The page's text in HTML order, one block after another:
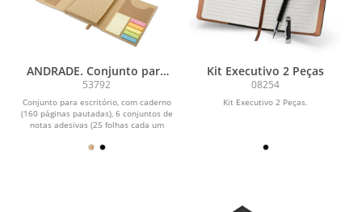
ANDRADE. Conjunto para
escritório com capa em
cartão
53792
Conjunto para escritório, com caderno
(160 páginas pautadas), 6 conjuntos de
notas adesivas (25 folhas cada um
Kit Executivo 2 Peças
08254
Kit Executivo 2 Peças.